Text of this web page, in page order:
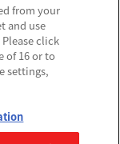
from your
and use
click
of 16 or to
settings,